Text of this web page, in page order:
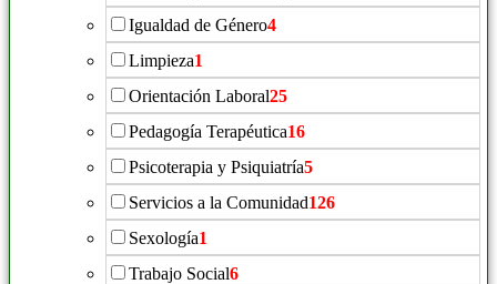
Igualdad de Género4
Limpieza1
Orientación Laboral25
Pedagogía Terapéutica16
Psicoterapia y Psiquiatría5
Servicios a la Comunidad126
Sexología1
Trabajo Social6